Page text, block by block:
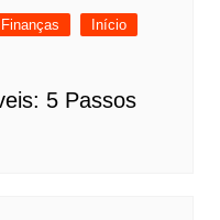
Finanças
Início
5 Passos